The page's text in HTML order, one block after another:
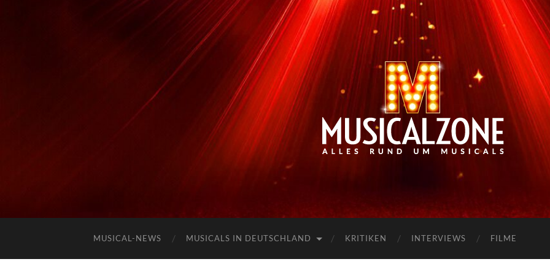
MUSICAL-NEWS MUSICALS IN DEUTSCHLAND KRITIKEN INTERVIEWS FILME